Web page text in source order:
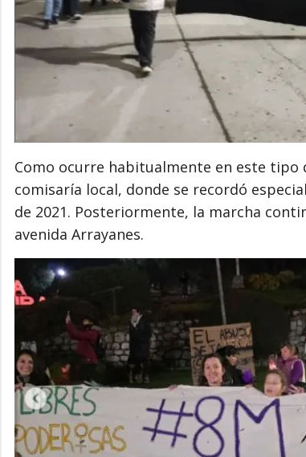
Como ocurre habitualmente en este tipo
comisaría local, donde se recordó
de 2021. Posteriormente, la marcha
avenida Arrayanes.